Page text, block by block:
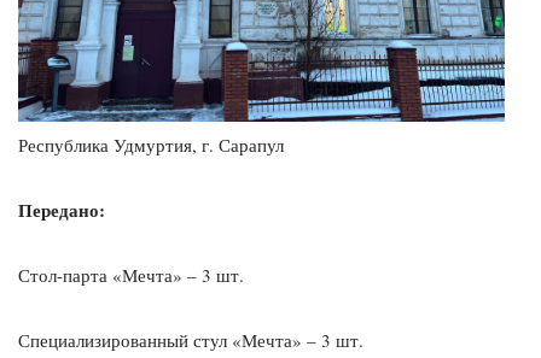
Республика Удмуртия, г. Сарапул
Передано:
Стол-парта «Мечта» – 3 шт.
Специализированный стул «Мечта» – 3 шт.